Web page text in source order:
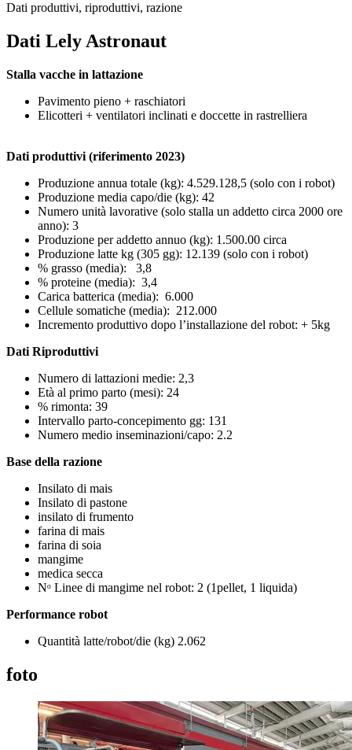
Dati produttivi, riproduttivi, razione
Dati Lely Astronaut
Stalla vacche in lattazione
Pavimento pieno + raschiatori
Elicotteri + ventilatori inclinati e doccette in rastrelliera​​
Dati produttivi (riferimento 2023)
Produzione annua totale (kg): ​​4.529.128,5 (solo con i robot)
Produzione media capo/die (kg): 42
Numero unità lavorative (solo stalla un addetto circa 2000 ore
anno): 3
Produzione per addetto annuo (kg): 1.500.00 circa
Produzione latte kg (305 gg): 12.139 (solo con i robot)
% grasso (media): 3,8
% proteine (media): 3,4
Carica batterica (media): 6.000
Cellule somatiche (media): 212.000
Incremento produttivo dopo l’installazione del robot: + 5kg
Dati Riproduttivi
Numero di lattazioni medie: 2,3
Età al primo parto (mesi): 24
% rimonta: 39
Intervallo parto-concepimento gg: 131
Numero medio inseminazioni/capo: 2.2
Base della razione
Insilato di mais
​​Insilato di pastone
insilato di frumento
farina di mais
farina di soia
mangime
medica secca
Nᵒ Linee di mangime nel robot: ​2 (1pellet, 1 liquida)​
Performance robot
Quantità latte/robot/die (kg) 2.062
foto